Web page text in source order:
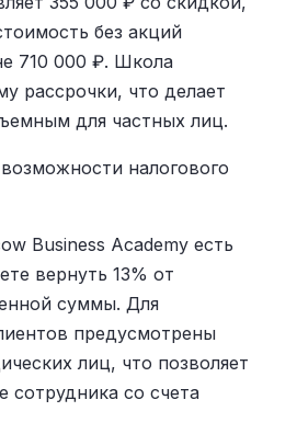
без акций
710 000 ₽. Школа
рассрочки, что делает
для частных лиц.
налогового
Business Academy есть
вернуть 13% от
суммы. Для
предусмотрены
лиц, что позволяет
сотрудника со счета